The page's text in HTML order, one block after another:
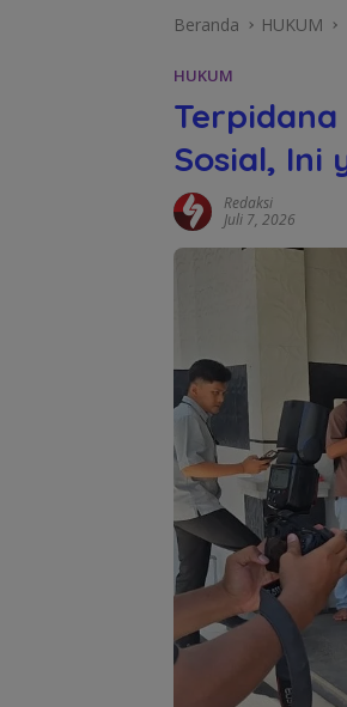
Beranda HUKUM
HUKUM
Sosial, Ini
Redaksi
Juli 7, 2026